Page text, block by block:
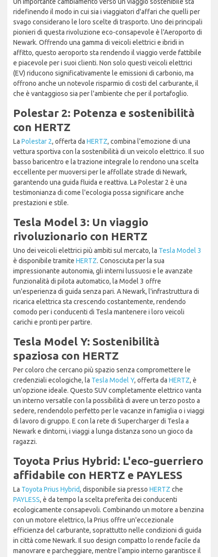
ridefinendo il modo in cui sia i viaggiatori d'affari che quelli per
svago considerano le loro scelte di trasporto. Uno dei principali
pionieri di questa rivoluzione eco-consapevole è l'Aeroporto di
Newark. Offrendo una gamma di veicoli elettrici e ibridi in
affitto, questo aeroporto sta rendendo il viaggio verde fattibile
e piacevole per i suoi clienti. Non solo questi veicoli elettrici
(EV) riducono significativamente le emissioni di carbonio, ma
offrono anche un notevole risparmio di costi del carburante, il
che è vantaggioso sia per l'ambiente che per il portafoglio.
Polestar 2: Potenza e sostenibilità
con HERTZ
La Polestar 2, offerta da HERTZ, combina l'emozione di una
vettura sportiva con la sostenibilità di un veicolo elettrico. Il suo
basso baricentro e la trazione integrale lo rendono una scelta
eccellente per muoversi per le affollate strade di Newark,
garantendo una guida fluida e reattiva. La Polestar 2 è una
testimonianza di come l'ecologia possa significare anche
prestazioni e stile.
Tesla Model 3: Un viaggio
rivoluzionario con HERTZ
Uno dei veicoli elettrici più ambiti sul mercato, la Tesla Model 3
è disponibile tramite HERTZ. Conosciuta per la sua
impressionante autonomia, gli interni lussuosi e le avanzate
funzionalità di pilota automatico, la Model 3 offre
un'esperienza di guida senza pari. A Newark, l'infrastruttura di
ricarica elettrica sta crescendo costantemente, rendendo
comodo per i conducenti di Tesla mantenere i loro veicoli
carichi e pronti per partire.
Tesla Model Y: Sostenibilità
spaziosa con HERTZ
Per coloro che cercano più spazio senza compromettere le
credenziali ecologiche, la Tesla Model Y, offerta da HERTZ, è
un'opzione ideale. Questo SUV completamente elettrico vanta
un interno versatile con la possibilità di avere un terzo posto a
sedere, rendendolo perfetto per le vacanze in famiglia o i viaggi
di lavoro di gruppo. E con la rete di Supercharger di Tesla a
Newark e dintorni, i viaggi a lunga distanza sono un gioco da
ragazzi.
Toyota Prius Hybrid: L'eco-guerriero
affidabile con HERTZ e PAYLESS
La Toyota Prius Hybrid, disponibile sia presso HERTZ che
PAYLESS, è da tempo la scelta preferita dei conducenti
ecologicamente consapevoli. Combinando un motore a benzina
con un motore elettrico, la Prius offre un'eccezionale
efficienza del carburante, soprattutto nelle condizioni di guida
in città come Newark. Il suo design compatto lo rende facile da
manovrare e parcheggiare, mentre l'ampio interno garantisce il